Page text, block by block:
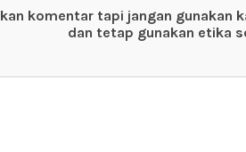
komentar tapi jangan gunakan
dan tetap gunakan etika